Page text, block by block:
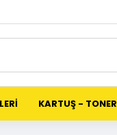
KARTUŞ - TONER